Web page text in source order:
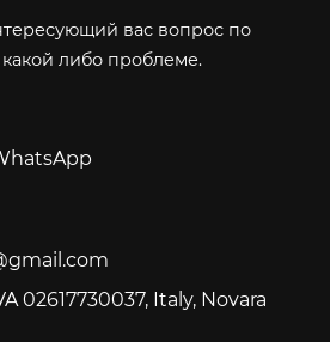
вас вопрос по
либо проблеме.
02617730037, Italy, Novara